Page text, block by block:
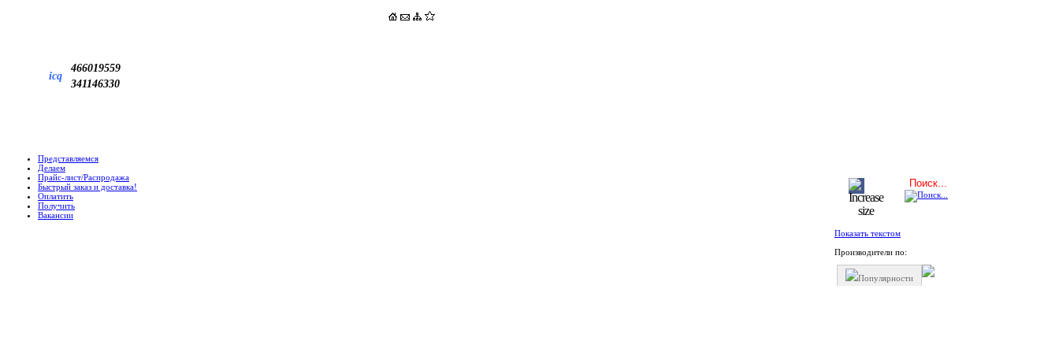
icq
466019559
341146330
Представляемся
Делаем
Прайс-лист/Распродажа
Быстрый заказ и доставка!
Оплатить
Получить
Вакансии
Показать текстом
Производители по:
Популярности